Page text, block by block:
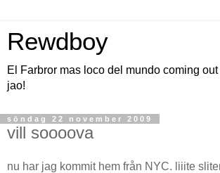
Rewdboy
El Farbror mas loco del mundo coming
jao!
söndag 22 november 2009
vill soooova
nu har jag kommit hem från NYC. liiite